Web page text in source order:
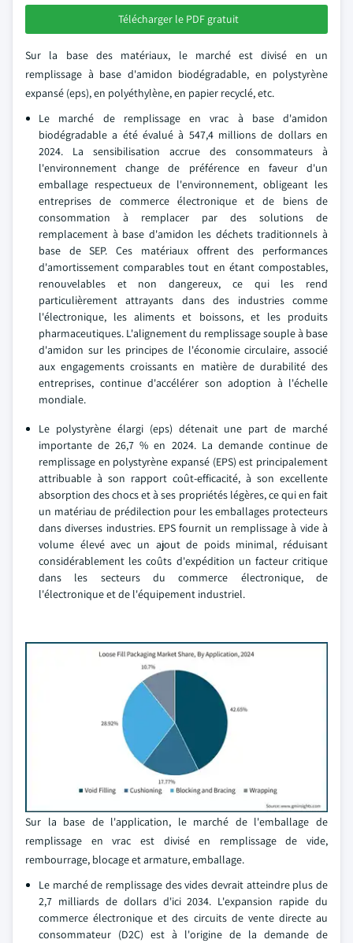
Télécharger le PDF gratuit
Sur la base des matériaux, le marché est divisé en un
remplissage à base d'amidon biodégradable, en polystyrène
expansé (eps), en polyéthylène, en papier recyclé, etc.
Le marché de remplissage en vrac à base d'amidon
biodégradable a été évalué à 547,4 millions de dollars en
2024. La sensibilisation accrue des consommateurs à
l'environnement change de préférence en faveur d'un
emballage respectueux de l'environnement, obligeant les
entreprises de commerce électronique et de biens de
consommation à remplacer par des solutions de
remplacement à base d'amidon les déchets traditionnels à
base de SEP. Ces matériaux offrent des performances
d'amortissement comparables tout en étant compostables,
renouvelables et non dangereux, ce qui les rend
particulièrement attrayants dans des industries comme
l'électronique, les aliments et boissons, et les produits
pharmaceutiques. L'alignement du remplissage souple à base
d'amidon sur les principes de l'économie circulaire, associé
aux engagements croissants en matière de durabilité des
entreprises, continue d'accélérer son adoption à l'échelle
mondiale.
Le polystyrène élargi (eps) détenait une part de marché
importante de 26,7 % en 2024. La demande continue de
remplissage en polystyrène expansé (EPS) est principalement
attribuable à son rapport coût-efficacité, à son excellente
absorption des chocs et à ses propriétés légères, ce qui en fait
un matériau de prédilection pour les emballages protecteurs
dans diverses industries. EPS fournit un remplissage à vide à
volume élevé avec un ajout de poids minimal, réduisant
considérablement les coûts d'expédition un facteur critique
dans les secteurs du commerce électronique, de
l'électronique et de l'équipement industriel.
Sur la base de l'application, le marché de l'emballage de
remplissage en vrac est divisé en remplissage de vide,
rembourrage, blocage et armature, emballage.
Le marché de remplissage des vides devrait atteindre plus de
2,7 milliards de dollars d'ici 2034. L'expansion rapide du
commerce électronique et des circuits de vente directe au
consommateur (D2C) est à l'origine de la demande de